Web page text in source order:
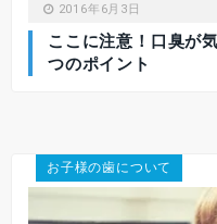
2016年6月3日
ここに注意！口臭が
つのポイント
お子様の歯について